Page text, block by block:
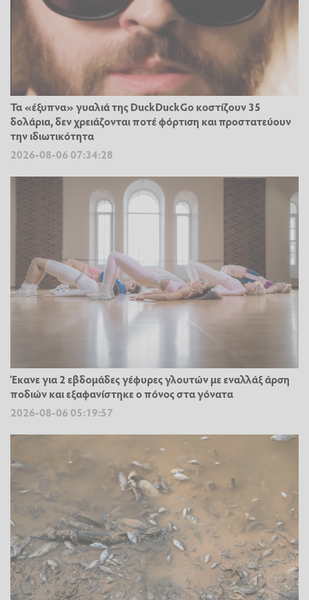
Τα «έξυπνα» γυαλιά της DuckDuckGo κοστίζουν 35
δολάρια, δεν χρειάζονται ποτέ φόρτιση και προστατεύουν
την ιδιωτικότητα
2026-08-06 07:34:28
Έκανε για 2 εβδομάδες γέφυρες γλουτών με εναλλάξ άρση
ποδιών και εξαφανίστηκε ο πόνος στα γόνατα
2026-08-06 05:19:57